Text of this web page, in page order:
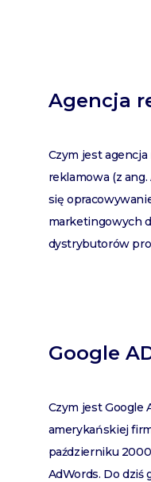
Agencja
Czym jest
reklamowa (z
się
marketingowych
dystrybutorów
Google
Czym jest Google
amerykańskiej
październiku
AdWords. Do